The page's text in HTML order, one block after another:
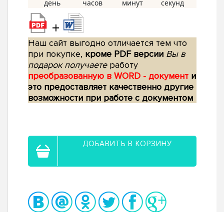
+
Наш сайт выгодно отличается тем что
при покупке, кроме PDF версии Вы в
подарок получаетеработу
преобразованную в WORD - документ и
это предоставляет качественно другие
возможности при работе с документом
ДОБАВИТЬ В КОРЗИНУ